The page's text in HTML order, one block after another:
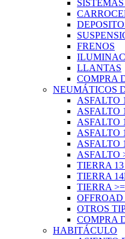
FRENOS
LLANTAS
COMPRA
NEUMÁTICOS
ASFALTO
ASFALTO
ASFALTO
ASFALTO
ASFALTO
ASFALTO
TIERRA
TIERRA
TIERRA
OFFROAD
OTROS
COMPRA
HABITÁCULO